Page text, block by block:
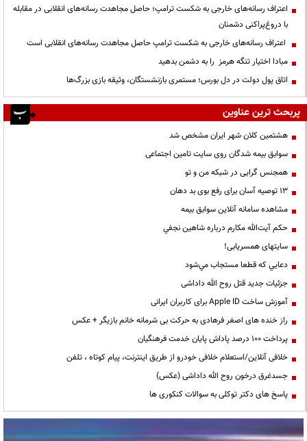
اعتراف رسانه‌های خارجی به شکست ترامپ؛ حاصل مجاهدت رسانه‌های انقلابی در مقابله
با دروغ‌پراکنی دشمنان
اعتراف رسانه‌های خارجی به شکست ترامپ حاصل مجاهدت رسانه‌های انقلابی است
مبادا اختیار تنگه هرمز را به دشمن بدهید
اتاق پول دولت در دل بورس؛ مستمری بازنشستگان، وثیقه بازی بزرگ‌ها
پربحث ترین عناوین
هشتمین کلان شهر ایران مشخص شد
سوابق بیمه شدگان روی سایت تامین اجتماعی
همجنس گرایی در شبکه من و تو
13 توصیه آسان برای رفع بوی بد دهان
مشاهده سامانه آنلاين سوابق بیمه
حكم آيت‌الله مكارم درباره شاهين نجفي
سایتهای همسریابی!
دعايي كه قطعا مستجاب مي‌شود
جزئیات جدید قتل روح الله داداشی
آموزش ساخت Apple ID برای کاربران ایرانی
راز خنده های اصغر فرهادی به حرکت بی شرمانه خانم بازیگر + عکس
پرداخت ۱۰۰ درصد پاداش پایان خدمت فرهنگیان
خلافی آنلاین/استعلام خلافی خودرو از طریق اینترنت، پیام کوتاه ، تلفن
جسدغرق درخون روح الله داداشی (عکس)
پاسخ های دکتر توکلی به سوالات کنکوری ها